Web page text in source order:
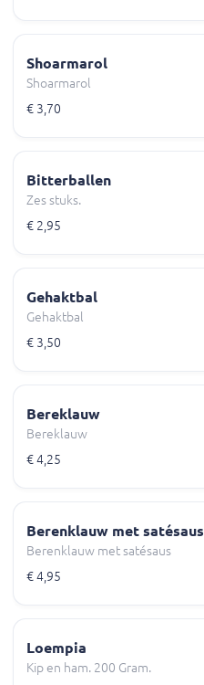
Shoarmarol
Shoarmarol
€ 3,70
Bitterballen
Zes stuks.
€ 2,95
Gehaktbal
Gehaktbal
€ 3,50
Bereklauw
Bereklauw
€ 4,25
Berenklauw met satésaus
Berenklauw met satésaus
€ 4,95
Loempia
Kip en ham. 200 Gram.